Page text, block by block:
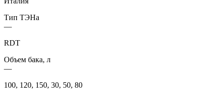
Тип ТЭНа
—
RDT
Объем бака, л
—
100, 120, 150, 30, 50, 80